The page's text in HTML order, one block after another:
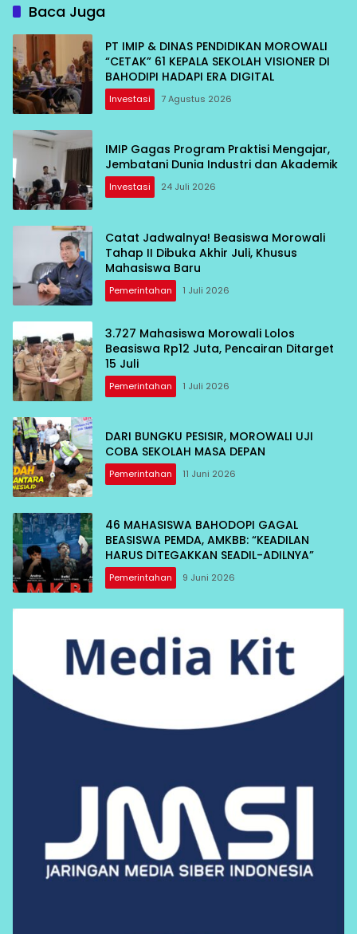
Baca Juga
PT IMIP & DINAS PENDIDIKAN MOROWALI
“CETAK” 61 KEPALA SEKOLAH VISIONER DI
BAHODIPI HADAPI ERA DIGITAL
Investasi 7 Agustus 2026
IMIP Gagas Program Praktisi Mengajar,
Jembatani Dunia Industri dan Akademik
Investasi 24 Juli 2026
Catat Jadwalnya! Beasiswa Morowali
Tahap II Dibuka Akhir Juli, Khusus
Mahasiswa Baru
Pemerintahan 1 Juli 2026
3.727 Mahasiswa Morowali Lolos
Beasiswa Rp12 Juta, Pencairan Ditarget
15 Juli
Pemerintahan 1 Juli 2026
DARI BUNGKU PESISIR, MOROWALI UJI
COBA SEKOLAH MASA DEPAN
Pemerintahan 11 Juni 2026
46 MAHASISWA BAHODOPI GAGAL
BEASISWA PEMDA, AMKBB: “KEADILAN
HARUS DITEGAKKAN SEADIL-ADILNYA”
Pemerintahan 9 Juni 2026